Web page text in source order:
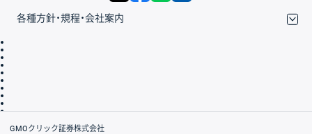
各種方針・規程・会社案内
会社案内
GMOクリック証券株式会社